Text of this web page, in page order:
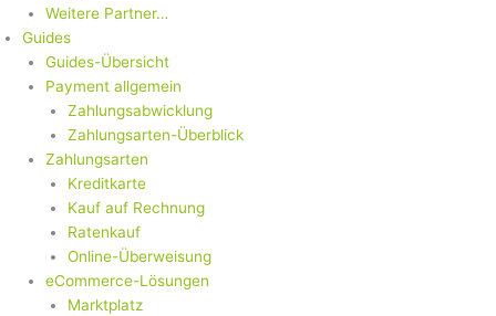
Weitere Partner…
Guides
Guides-Übersicht
Payment allgemein
Zahlungsabwicklung
Zahlungsarten-Überblick
Zahlungsarten
Kreditkarte
Kauf auf Rechnung
Ratenkauf
Online-Überweisung
eCommerce-Lösungen
Marktplatz